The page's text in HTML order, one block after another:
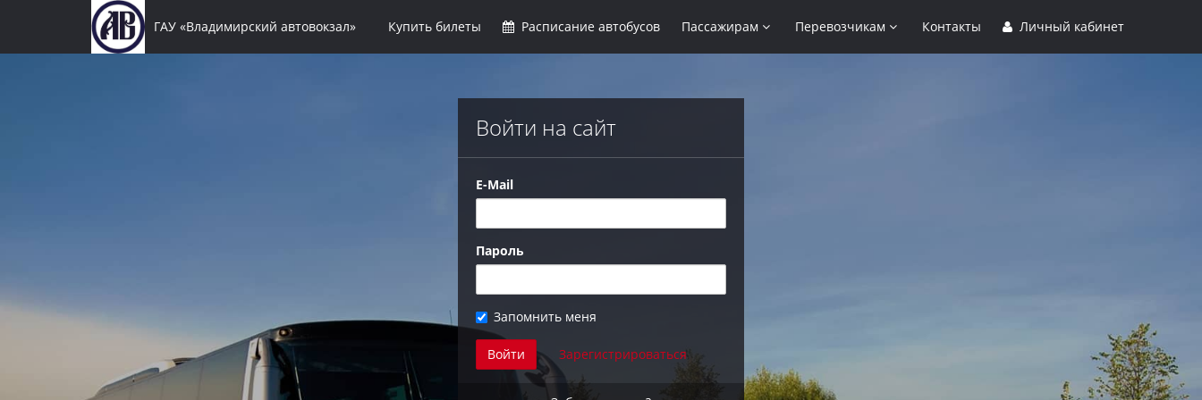
ГАУ «Владимирский автовокзал» Купить билеты Расписание автобусов Пассажирам Перевозчикам Контакты Личный кабинет
Войти на сайт
E-Mail
Пароль
Запомнить меня
Войти Зарегистрироваться